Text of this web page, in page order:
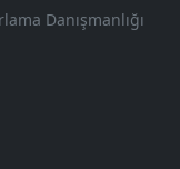
Danışmanlığı